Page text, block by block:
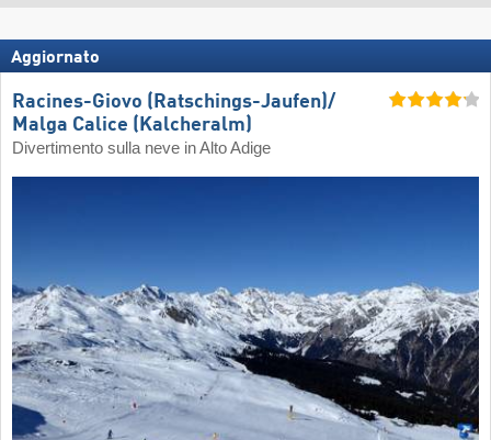
Aggiornato
Racines-Giovo (Ratschings-Jaufen)/​
Malga Calice (Kalcheralm)
Divertimento sulla neve in Alto Adige